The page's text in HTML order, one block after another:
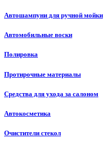
Автошампуни для ручной мойки
Автомобильные воски
Полировка
Протирочные материалы
Средства для ухода за салоном
Автокосметика
Очистители стекол